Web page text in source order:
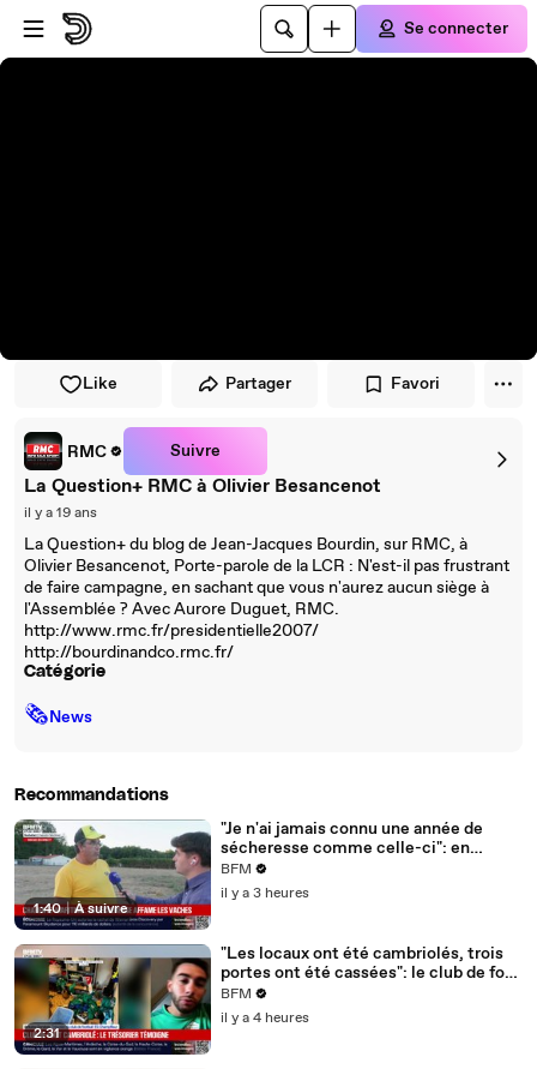
Passer au player
Passer au contenu principal
Se connecter
Like Partager Favori
RMC Suivre
La Question+ RMC à Olivier Besancenot
il y a 19 ans
La Question+ du blog de Jean-Jacques Bourdin, sur RMC, à
Olivier Besancenot, Porte-parole de la LCR : N'est-il pas frustrant
de faire campagne, en sachant que vous n'aurez aucun siège à
l'Assemblée ? Avec Aurore Duguet, RMC.
http://www.rmc.fr/presidentielle2007/
http://bourdinandco.rmc.fr/
Catégorie
🗞News
Recommandations
1:40 | À suivre
"Je n'ai jamais connu une année de
sécheresse comme celle-ci": en
Charente-Maritime, à cause de la
sécheresse, l'herbe de cette prairie
n'est plus comestible pour les vaches
BFM
il y a 3 heures
2:31
"Les locaux ont été cambriolés, trois
portes ont été cassées": le club de foot
de Champfleur victime d'un
cambriolage
BFM
il y a 4 heures